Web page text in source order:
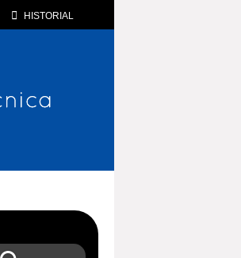
HISTORIAL